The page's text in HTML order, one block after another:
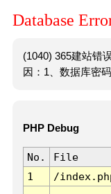
Database
(1040) 365建站错
因：1、数据库密
PHP Debug
No. File
1
/